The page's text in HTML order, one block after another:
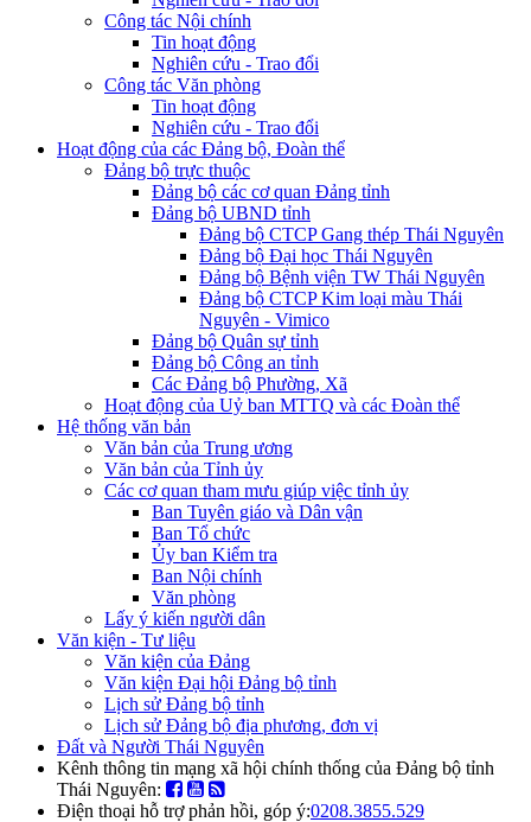
Công tác Nội chính
Tin hoạt động
Nghiên cứu - Trao đổi
Công tác Văn phòng
Tin hoạt động
Nghiên cứu - Trao đổi
Hoạt động của các Đảng bộ, Đoàn thể
Đảng bộ trực thuộc
Đảng bộ các cơ quan Đảng tỉnh
Đảng bộ UBND tỉnh
Đảng bộ CTCP Gang thép Thái Nguyên
Đảng bộ Đại học Thái Nguyên
Đảng bộ Bệnh viện TW Thái Nguyên
Đảng bộ CTCP Kim loại màu Thái
Nguyên - Vimico
Đảng bộ Quân sự tỉnh
Đảng bộ Công an tỉnh
Các Đảng bộ Phường, Xã
Hoạt động của Uỷ ban MTTQ và các Đoàn thể
Hệ thống văn bản
Văn bản của Trung ương
Văn bản của Tỉnh ủy
Các cơ quan tham mưu giúp việc tỉnh ủy
Ban Tuyên giáo và Dân vận
Ban Tổ chức
Ủy ban Kiểm tra
Ban Nội chính
Văn phòng
Lấy ý kiến người dân
Văn kiện - Tư liệu
Văn kiện của Đảng
Văn kiện Đại hội Đảng bộ tỉnh
Lịch sử Đảng bộ tỉnh
Lịch sử Đảng bộ địa phương, đơn vị
Đất và Người Thái Nguyên
Kênh thông tin mạng xã hội chính thống của Đảng bộ tỉnh
Thái Nguyên:
Điện thoại hỗ trợ phản hồi, góp ý:0208.3855.529